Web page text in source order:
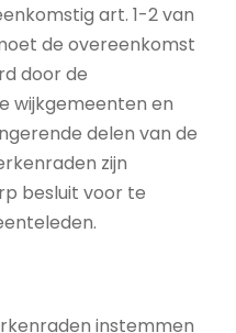
art. 1-2 van
de overeenkomst
door de
wijkgemeenten en
delen van de
zijn
besluit voor te
instemmen